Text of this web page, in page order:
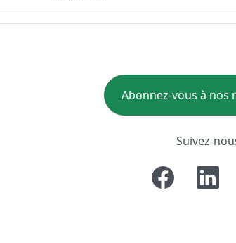
Abonnez-vous à nos
Suivez-